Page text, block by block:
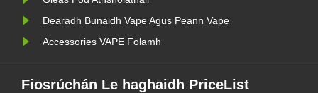
Dearadh Bunaidh Vape Agus Peann Vape
Accessories VAPE Folamh
Fiosrúchán Le haghaidh PriceList